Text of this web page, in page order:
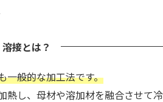
溶接とは？
一般的な加工法です。
熱し、母材や溶加材を融合させて冷